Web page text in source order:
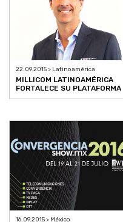
22.09.2015 > Latinoamérica
MILLICOM LATINOAMÉRICA
FORTALECE SU PLATAFORMA
16.09.2015 > México